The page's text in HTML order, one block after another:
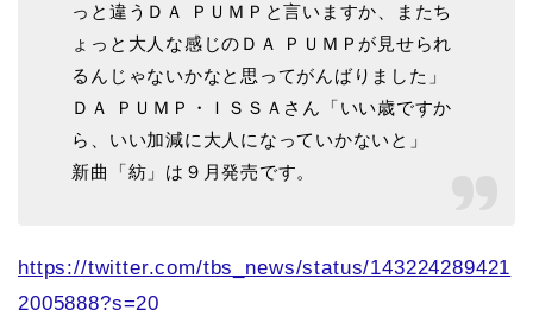
っと違うＤＡ ＰＵＭＰと言いますか、またち
ょっと大人な感じのＤＡ ＰＵＭＰが見せられ
るんじゃないかなと思ってがんばりました」
ＤＡ ＰＵＭＰ・ＩＳＳＡさん「いい歳ですか
ら、いい加減に大人になっていかないと」
新曲「紡」は９月発売です。
https://twitter.com/tbs_news/status/143224289421
2005888?s=20